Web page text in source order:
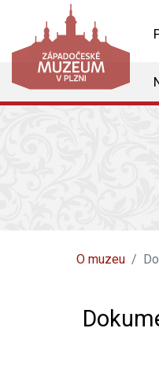
O muzeu